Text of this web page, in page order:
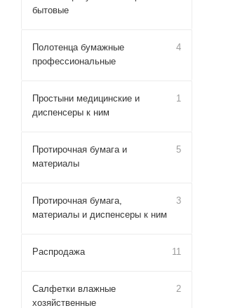
бытовые
Полотенца бумажные
профессиональные
4
Простыни медицинские и
диспенсеры к ним
1
Протирочная бумага и
материалы
5
Протирочная бумага,
материалы и диспенсеры к ним
3
Распродажа 11
Салфетки влажные
хозяйственные
2